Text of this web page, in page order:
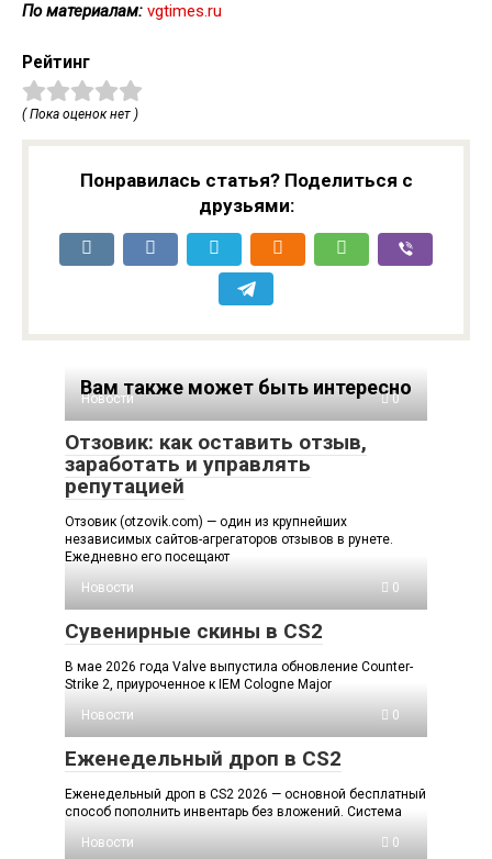
По материалам: vgtimes.ru
Рейтинг
( Пока оценок нет )
Понравилась статья? Поделиться с
друзьями:
Вам также может быть интересно
Новости 0
Отзовик: как оставить отзыв,
заработать и управлять
репутацией
Отзовик (otzovik.com) — один из крупнейших
независимых сайтов-агрегаторов отзывов в рунете.
Ежедневно его посещают
Новости
0
Сувенирные скины в CS2
В мае 2026 года Valve выпустила обновление Counter-
Strike 2, приуроченное к IEM Cologne Major
Новости
0
Еженедельный дроп в CS2
Еженедельный дроп в CS2 2026 — основной бесплатный
способ пополнить инвентарь без вложений. Система
Новости
0